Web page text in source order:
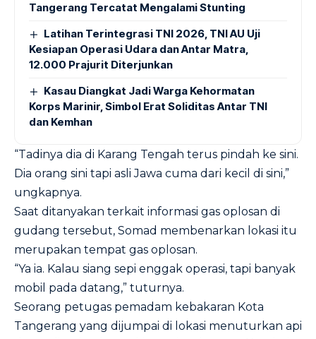
Tangerang Tercatat Mengalami Stunting
Latihan Terintegrasi TNI 2026, TNI AU Uji
Kesiapan Operasi Udara dan Antar Matra,
12.000 Prajurit Diterjunkan
Kasau Diangkat Jadi Warga Kehormatan
Korps Marinir, Simbol Erat Soliditas Antar TNI
dan Kemhan
“Tadinya dia di Karang Tengah terus pindah ke sini.
Dia orang sini tapi asli Jawa cuma dari kecil di sini,”
ungkapnya.
Saat ditanyakan terkait informasi gas oplosan di
gudang tersebut, Somad membenarkan lokasi itu
merupakan tempat gas oplosan.
“Ya ia. Kalau siang sepi enggak operasi, tapi banyak
mobil pada datang,” tuturnya.
Seorang petugas pemadam kebakaran Kota
Tangerang yang dijumpai di lokasi menuturkan api